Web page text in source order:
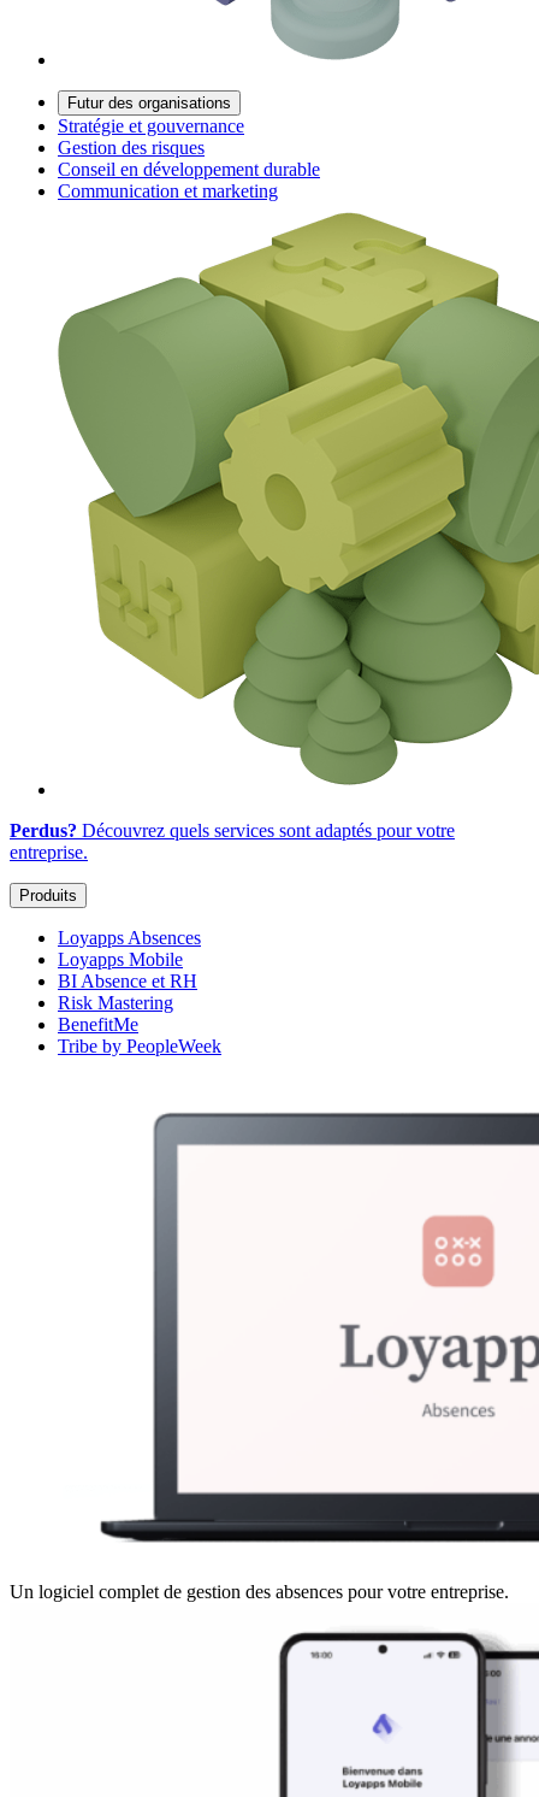
Futur des organisations
Stratégie et gouvernance
Gestion des risques
Conseil en développement durable
Communication et marketing
Perdus? Découvrez quels services sont adaptés pour votre
entreprise.
Produits
Loyapps Absences
Loyapps Mobile
BI Absence et RH
Risk Mastering
BenefitMe
Tribe by PeopleWeek
Un logiciel complet de gestion des absences pour votre entreprise.